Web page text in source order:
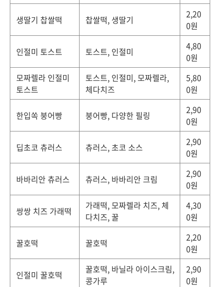
생딸기 찹쌀떡 찹쌀떡, 생딸기
2,20
0원
인절미 토스트 토스트, 인절미
4,80
0원
모짜렐라 인절미
토스트
토스트, 인절미, 모짜렐라,
체다치즈
5,80
0원
한입쏙 붕어빵 붕어빵, 다양한 필링
2,90
0원
딥초코 츄러스 츄러스, 초코 소스
2,90
0원
바바리안 츄러스 츄러스, 바바리안 크림
2,90
0원
쌍쌍 치즈 가래떡
가래떡, 모짜렐라 치즈, 체
다치즈, 꿀
4,30
0원
꿀호떡 꿀호떡
2,20
0원
인절미 꿀호떡
꿀호떡, 바닐라 아이스크림,
콩가루
2,90
0원